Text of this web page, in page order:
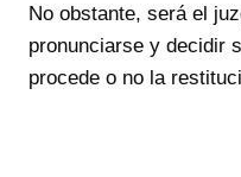
No obstante, será el
pronunciarse y decidir
procede o no la